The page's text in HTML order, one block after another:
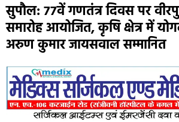
सुपौल: 77वें गणतंत्र दिवस पर
समारोह आयोजित, कृषि क्षेत्र में
अरुण कुमार जायसवाल सम्मानित